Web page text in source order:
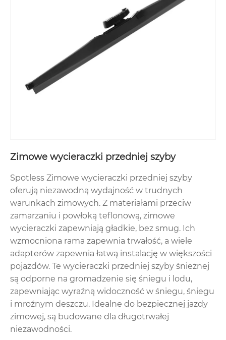
Zimowe wycieraczki przedniej szyby
Spotless Zimowe wycieraczki przedniej szyby
oferują niezawodną wydajność w trudnych
warunkach zimowych. Z materiałami przeciw
zamarzaniu i powłoką teflonową, zimowe
wycieraczki zapewniają gładkie, bez smug. Ich
wzmocniona rama zapewnia trwałość, a wiele
adapterów zapewnia łatwą instalację w większości
pojazdów. Te wycieraczki przedniej szyby śnieżnej
są odporne na gromadzenie się śniegu i lodu,
zapewniając wyraźną widoczność w śniegu, śniegu
i mroźnym deszczu. Idealne do bezpiecznej jazdy
zimowej, są budowane dla długotrwałej
niezawodności.